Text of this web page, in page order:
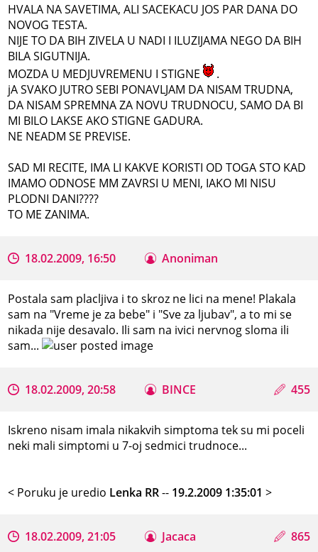
HVALA NA SAVETIMA, ALI SACEKACU JOS PAR DANA DO
NOVOG TESTA.
NIJE TO DA BIH ZIVELA U NADI I ILUZIJAMA NEGO DA BIH
BILA SIGUTNIJA.
MOZDA U MEDJUVREMENU I STIGNE
.
jA SVAKO JUTRO SEBI PONAVLJAM DA NISAM TRUDNA,
DA NISAM SPREMNA ZA NOVU TRUDNOCU, SAMO DA BI
MI BILO LAKSE AKO STIGNE GADURA.
NE NEADM SE PREVISE.
SAD MI RECITE, IMA LI KAKVE KORISTI OD TOGA STO KAD
IMAMO ODNOSE MM ZAVRSI U MENI, IAKO MI NISU
PLODNI DANI????
TO ME ZANIMA.
18.02.2009, 16:50 Anoniman
Postala sam placljiva i to skroz ne lici na mene! Plakala
sam na "Vreme je za bebe" i "Sve za ljubav", a to mi se
nikada nije desavalo. Ili sam na ivici nervnog sloma ili
sam...
18.02.2009, 20:58 BINCE 455
Iskreno nisam imala nikakvih simptoma tek su mi poceli
neki mali simptomi u 7-oj sedmici trudnoce...
< Poruku je uredio Lenka RR-- 19.2.2009 1:35:01>
18.02.2009, 21:05 Jacaca 865